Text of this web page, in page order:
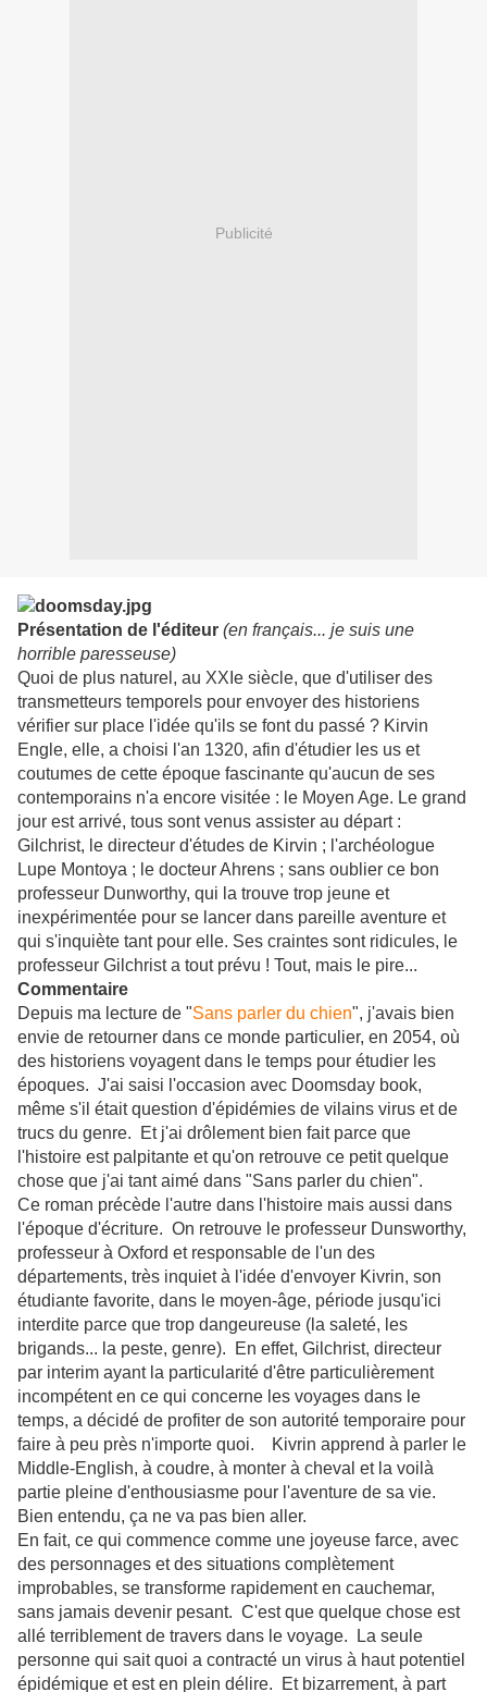
Publicité
Présentation de l'éditeur (en français... je suis une
horrible paresseuse)
Quoi de plus naturel, au XXIe siècle, que d'utiliser des
transmetteurs temporels pour envoyer des historiens
vérifier sur place l'idée qu'ils se font du passé ? Kirvin
Engle, elle, a choisi l'an 1320, afin d'étudier les us et
coutumes de cette époque fascinante qu'aucun de ses
contemporains n'a encore visitée : le Moyen Age. Le grand
jour est arrivé, tous sont venus assister au départ :
Gilchrist, le directeur d'études de Kirvin ; l'archéologue
Lupe Montoya ; le docteur Ahrens ; sans oublier ce bon
professeur Dunworthy, qui la trouve trop jeune et
inexpérimentée pour se lancer dans pareille aventure et
qui s'inquiète tant pour elle. Ses craintes sont ridicules, le
professeur Gilchrist a tout prévu ! Tout, mais le pire...
Commentaire
Depuis ma lecture de "Sans parler du chien", j'avais bien
envie de retourner dans ce monde particulier, en 2054, où
des historiens voyagent dans le temps pour étudier les
époques. J'ai saisi l'occasion avec Doomsday book,
même s'il était question d'épidémies de vilains virus et de
trucs du genre. Et j'ai drôlement bien fait parce que
l'histoire est palpitante et qu'on retrouve ce petit quelque
chose que j'ai tant aimé dans "Sans parler du chien".
Ce roman précède l'autre dans l'histoire mais aussi dans
l'époque d'écriture. On retrouve le professeur Dunsworthy,
professeur à Oxford et responsable de l'un des
départements, très inquiet à l'idée d'envoyer Kivrin, son
étudiante favorite, dans le moyen-âge, période jusqu'ici
interdite parce que trop dangeureuse (la saleté, les
brigands... la peste, genre). En effet, Gilchrist, directeur
par interim ayant la particularité d'être particulièrement
incompétent en ce qui concerne les voyages dans le
temps, a décidé de profiter de son autorité temporaire pour
faire à peu près n'importe quoi. Kivrin apprend à parler le
Middle-English, à coudre, à monter à cheval et la voilà
partie pleine d'enthousiasme pour l'aventure de sa vie.
Bien entendu, ça ne va pas bien aller.
En fait, ce qui commence comme une joyeuse farce, avec
des personnages et des situations complètement
improbables, se transforme rapidement en cauchemar,
sans jamais devenir pesant. C'est que quelque chose est
allé terriblement de travers dans le voyage. La seule
personne qui sait quoi a contracté un virus à haut potentiel
épidémique et est en plein délire. Et bizarrement, à part